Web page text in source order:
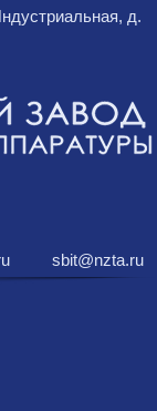
д.
sbit@nzta.ru